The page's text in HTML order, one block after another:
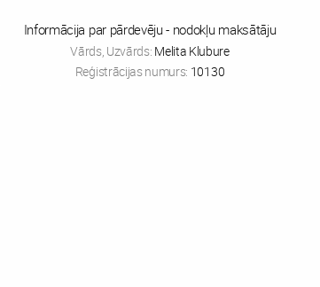
Informācija par pārdevēju - nodokļu maksātāju
Vārds, Uzvārds: Melita Klubure
Reģistrācijas numurs: 10130